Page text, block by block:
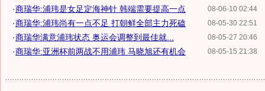
08-06-10 02:44
·商瑞华:浦玮是女足定海神针 韩端需要提高一点
08-05-30 22:51
·商瑞华:浦玮尚有一点不足 打朝鲜全部主力死磕
08-05-27 20:46
·商瑞华满意浦玮状态 奥运会调整到最佳就...
08-05-15 21:38
·商瑞华:亚洲杯前两战不用浦玮 马晓旭还有机会